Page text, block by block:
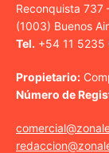
Reconquista 737
(1003) Buenos
Tel. +54 11
Propietario:
Número de